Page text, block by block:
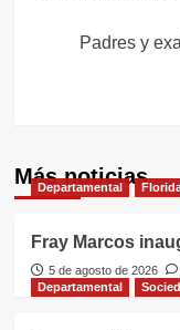
Padres y
Más noticias
Departamental
Fray Marcos
5 de agosto de 2026
Departamental